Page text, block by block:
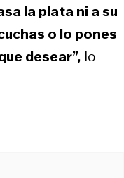
la plata ni a su
o lo pones
desear”, lo